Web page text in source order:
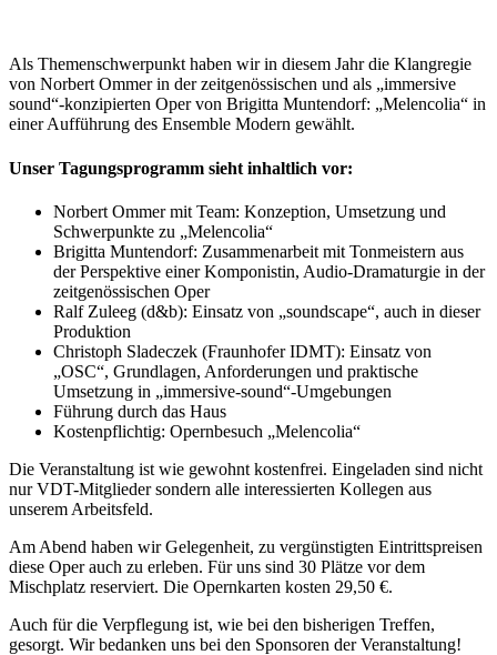
Als Themenschwerpunkt haben wir in diesem Jahr die Klangregie
von Norbert Ommer in der zeitgenössischen und als „immersive
sound“-konzipierten Oper von Brigitta Muntendorf: „Melencolia“ in
einer Aufführung des Ensemble Modern gewählt.
Unser Tagungsprogramm sieht inhaltlich vor:
Norbert Ommer mit Team: Konzeption, Umsetzung und
Schwerpunkte zu „Melencolia“
Brigitta Muntendorf: Zusammenarbeit mit Tonmeistern aus
der Perspektive einer Komponistin, Audio-Dramaturgie in der
zeitgenössischen Oper
Ralf Zuleeg (d&b): Einsatz von „soundscape“, auch in dieser
Produktion
Christoph Sladeczek (Fraunhofer IDMT): Einsatz von
„OSC“, Grundlagen, Anforderungen und praktische
Umsetzung in „immersive-sound“-Umgebungen
Führung durch das Haus
Kostenpflichtig: Opernbesuch „Melencolia“
Die Veranstaltung ist wie gewohnt kostenfrei. Eingeladen sind nicht
nur VDT-Mitglieder sondern alle interessierten Kollegen aus
unserem Arbeitsfeld.
Am Abend haben wir Gelegenheit, zu vergünstigten Eintrittspreisen
diese Oper auch zu erleben. Für uns sind 30 Plätze vor dem
Mischplatz reserviert. Die Opernkarten kosten 29,50 €.
Auch für die Verpflegung ist, wie bei den bisherigen Treffen,
gesorgt. Wir bedanken uns bei den Sponsoren der Veranstaltung!